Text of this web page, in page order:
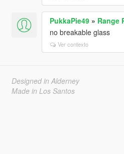
PukkaPie49» Range
no breakable glass
Ver contexto
Designed in Alderney
Made in Los Santos